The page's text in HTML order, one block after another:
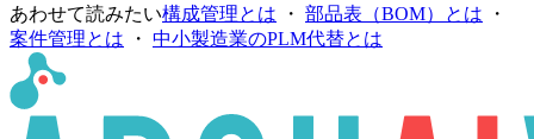
あわせて読みたい構成管理とは ・ 部品表（BOM）とは ・
案件管理とは ・ 中小製造業のPLM代替とは